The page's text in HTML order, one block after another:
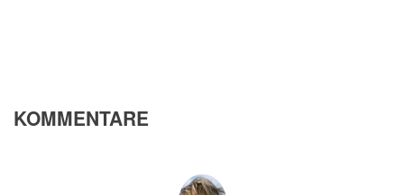
KOMMENTARE